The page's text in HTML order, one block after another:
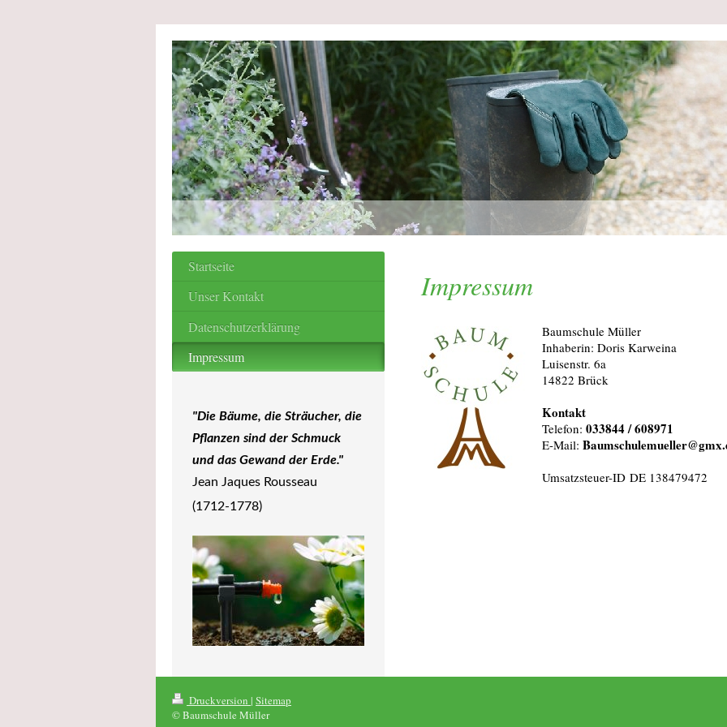
Impressum
Baumschule Müller
Inhaberin: Doris Karweina
Luisenstr. 6a
14822 Brück
Kontakt
Telefon:033844 / 608971
E-Mail:
Umsatzsteuer-ID DE 138479472
Startseite
Unser Kontakt
Datenschutzerklärung
Impressum
"Die Bäume, die Sträucher, die
Pflanzen sind der Schmuck
und das Gewand der Erde."
Jean Jaques Rousseau
(1712-1778)
Druckversion | Sitemap
© Baumschule Müller